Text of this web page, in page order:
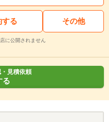
する その他
に公開されません
見積依頼
る